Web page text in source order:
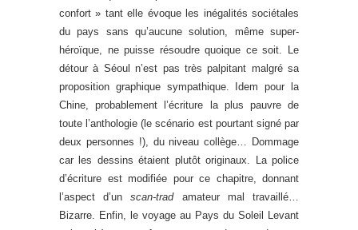
confort » tant elle évoque les inégalités sociétales
du pays sans qu’aucune solution, même super-
héroïque, ne puisse résoudre quoique ce soit. Le
détour à Séoul n’est pas très palpitant malgré sa
proposition graphique sympathique. Idem pour la
Chine, probablement l’écriture la plus pauvre de
toute l’anthologie (le scénario est pourtant signé par
deux personnes !), du niveau collège… Dommage
car les dessins étaient plutôt originaux. La police
d’écriture est modifiée pour ce chapitre, donnant
l’aspect d’unscan-tradamateur mal travaillé…
Bizarre. Enfin, le voyage au Pays du Soleil Levant